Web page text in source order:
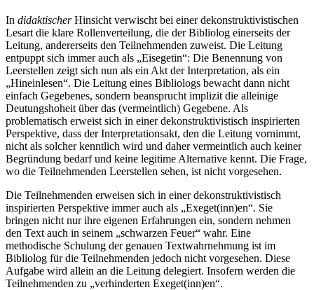
In didaktischerHinsicht verwischt bei einer dekonstruktivistischen
Lesart die klare Rollenverteilung, die der Bibliolog einerseits der
Leitung, andererseits den Teilnehmenden zuweist. Die Leitung
entpuppt sich immer auch als „Eisegetin“: Die Benennung von
Leerstellen zeigt sich nun als ein Akt der Interpretation, als ein
„Hineinlesen“. Die Leitung eines Bibliologs bewacht dann nicht
einfach Gegebenes, sondern beansprucht implizit die alleinige
Deutungshoheit über das (vermeintlich) Gegebene. Als
problematisch erweist sich in einer dekonstruktivistisch inspirierten
Perspektive, dass der Interpretationsakt, den die Leitung vornimmt,
nicht als solcher kenntlich wird und daher vermeintlich auch keiner
Begründung bedarf und keine legitime Alternative kennt. Die Frage,
wo die Teilnehmenden Leerstellen sehen, ist nicht vorgesehen.
Die Teilnehmenden erweisen sich in einer dekonstruktivistisch
inspirierten Perspektive immer auch als „Exeget(inn)en“. Sie
bringen nicht nur ihre eigenen Erfahrungen ein, sondern nehmen
den Text auch in seinem „schwarzen Feuer“ wahr. Eine
methodische Schulung der genauen Textwahrnehmung ist im
Bibliolog für die Teilnehmenden jedoch nicht vorgesehen. Diese
Aufgabe wird allein an die Leitung delegiert. Insofern werden die
Teilnehmenden zu „verhinderten Exeget(inn)en“.